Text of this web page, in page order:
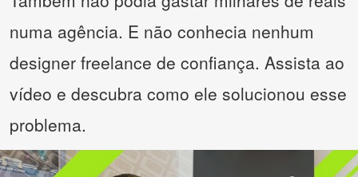
numa agência. E não conhecia nenhum
designer freelance de confiança. Assista ao
vídeo e descubra como ele solucionou esse
problema.